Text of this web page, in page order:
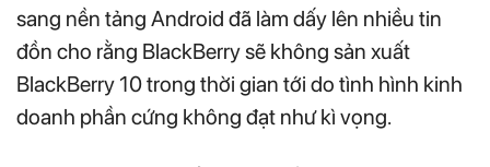
sang nền tảng Android đã làm dấy lên nhiều tin
đồn cho rằng BlackBerry sẽ không sản xuất
BlackBerry 10 trong thời gian tới do tình hình kinh
doanh phần cứng không đạt như kì vọng.